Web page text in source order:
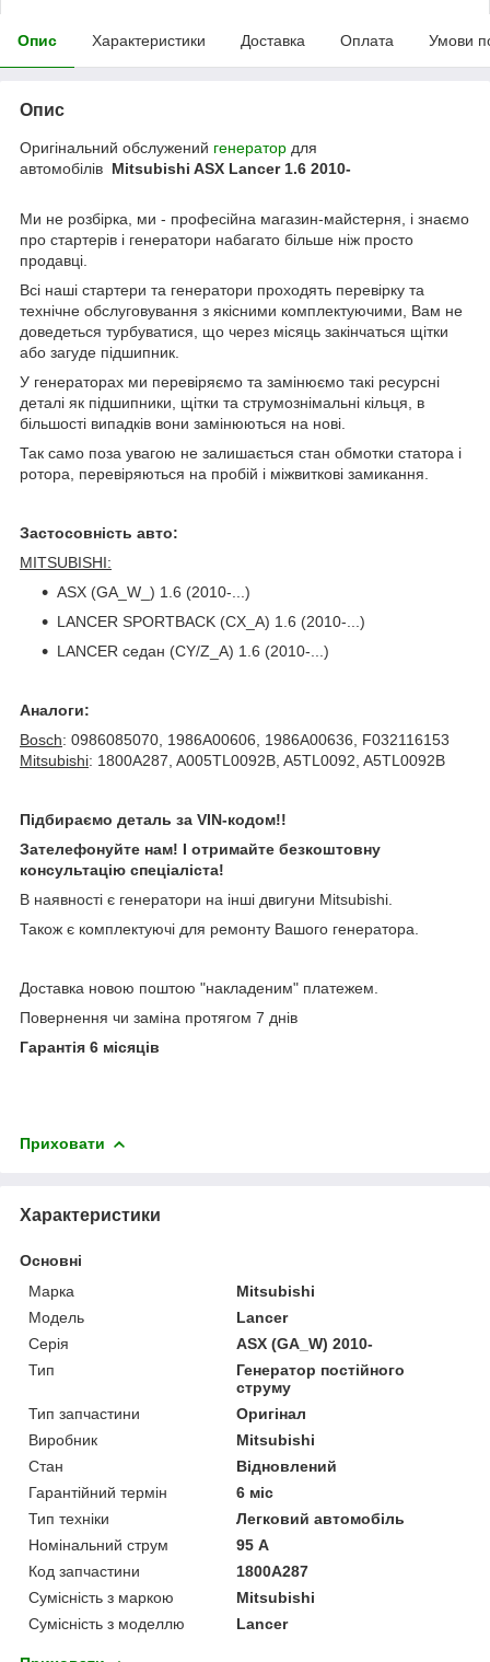
Опис Характеристики Доставка Оплата Умови
Опис
Оригінальний обслужений генератор для
автомобілів Mitsubishi ASX Lancer 1.6 2010-
Ми не розбірка, ми - професійна магазин-майстерня, і знаємо
про стартерів і генератори набагато більше ніж просто
продавці.
Всі наші стартери та генератори проходять перевірку та
технічне обслуговування з якісними комплектуючими, Вам не
доведеться турбуватися, що через місяць закінчаться щітки
або загуде підшипник.
У генераторах ми перевіряємо та замінюємо такі ресурсні
деталі як підшипники, щітки та струмознімальні кільця, в
більшості випадків вони замінюються на нові.
Так само поза увагою не залишається стан обмотки статора і
ротора, перевіряються на пробій і міжвиткові замикання.
Застосовність авто:
MITSUBISHI:
ASX (GA_W_) 1.6 (2010-...)
LANCER SPORTBACK (CX_A) 1.6 (2010-...)
LANCER седан (CY/Z_A) 1.6 (2010-...)
Аналоги:
Bosch: 0986085070, 1986A00606, 1986A00636, F032116153
Mitsubishi: 1800A287, A005TL0092B, A5TL0092, A5TL0092B
Підбираємо деталь за VIN-кодом!!
Зателефонуйте нам! І отримайте безкоштовну
консультацію спеціаліста!
В наявності є генератори на інші двигуни Mitsubishi.
Також є комплектуючі для ремонту Вашого генератора.
Доставка новою поштою "накладеним" платежем.
Повернення чи заміна протягом 7 днів
Гарантія 6 місяців
Приховати
Характеристики
Основні
Марка
Mitsubishi
Модель
Lancer
Серія
ASX (GA_W) 2010-
Тип
Генератор постійного
струму
Тип запчастини
Оригінал
Виробник
Mitsubishi
Стан
Відновлений
Гарантійний термін
6 міс
Тип техніки
Легковий автомобіль
Номінальний струм
95 А
Код запчастини
1800A287
Сумісність з маркою
Mitsubishi
Сумісність з моделлю
Lancer